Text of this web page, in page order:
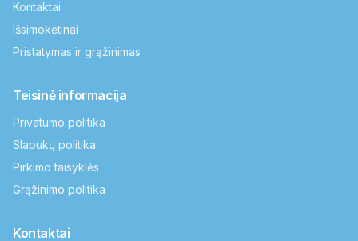
Kontaktai
Išsimokėtinai
Pristatymas ir grąžinimas
Teisinė informacija
Privatumo politika
Slapukų politika
Pirkimo taisyklės
Grąžinimo politika
Kontaktai